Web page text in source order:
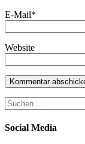
E-Mail*
Website
Suchen
nach:
Social Media